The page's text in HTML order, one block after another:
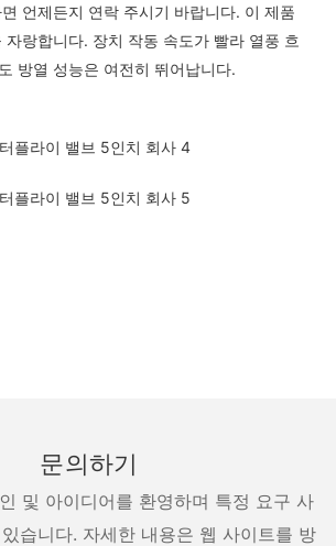
언제든지 연락 주시기 바랍니다. 이 제품
자랑합니다. 장치 작동 속도가 빨라 열풍 흐
방열 성능은 여전히 ​​뛰어납니다.
문의하기
및 아이디어를 환영하며 특정 요구 사
습니다. 자세한 내용은 웹 사이트를 방